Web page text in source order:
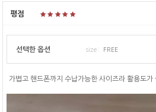
평점
선택한 옵션 size: FREE
가볍고 핸드폰까지 수납가능한 사이즈라 활용도가